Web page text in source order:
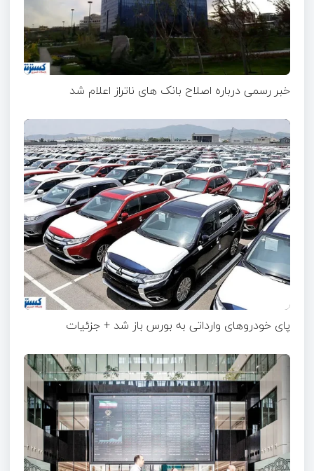
خبر رسمی درباره اصلاح بانک های ناتراز اعلام شد
پای خودروهای وارداتی به بورس باز شد + جزئیات